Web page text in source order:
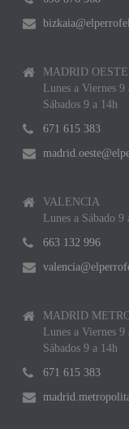
MADRID OESTE
Lunes a Viernes
Sábados 9 a 14h
671 615 383
VALENCIA
Lunes a Sábado 9
663 132 996
MADRID
Lunes a Viernes
Sábados 9 a 14h
671 615 383